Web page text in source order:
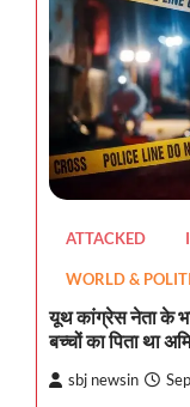
ATTACKED
WORLD &
यूथ कांग्रेस नेता के
बच्चों का पिता था
sbj newsin